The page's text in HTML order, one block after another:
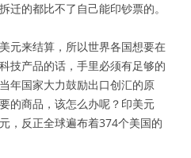
迁的都比不了自己能印钞票的。
元来结算，所以世界各国想要在
技产品的话，手里必须有足够的
年国家大力鼓励出口创汇的原
的商品，该怎么办呢？印美元
，反正全球遍布着374个美国的